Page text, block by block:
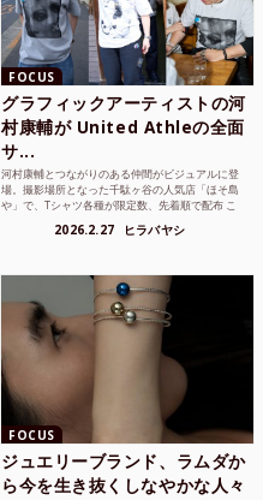
FOCUS
グラフィックアーティストの河
村康輔が United Athleの全面
サ...
河村康輔とつながりのある仲間がビジュアルに登
場。撮影場所となった千駄ヶ谷の人気店「ほそ島
や」で、Tシャツ各種が限定数、先着順で配布 こ
2026.2.27 ヒラバヤシ
FOCUS
ジュエリーブランド、ラムダか
ら今を生き抜くしなやかな人々